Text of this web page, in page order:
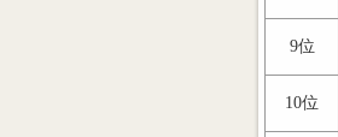
9位
10位